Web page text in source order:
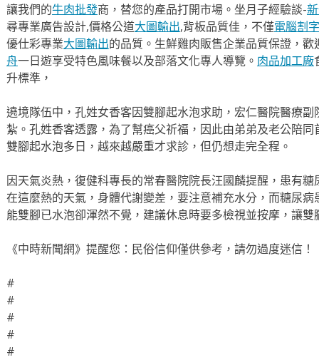
讓我們的牛肉批發商，替您的產品打開市場。坐月子經驗談-
尋專業廣告設計,價格公道大圖輸出,背板品質佳，不僅電腦割字
優仕彩專業大圖輸出的品質。生鮮雞肉販售企業品質保證，歡
舟一日遊享受特色風味餐以及部落文化專人導覽。 肉品加工廠
升標準，
遶境隊伍中，孔姓女香客因雙腳起水泡求助，宏仁醫院醫療
紮。孔姓香客透露，為了幫癌父祈福，因此由弟弟及老公陪
雙腳起水泡多日，越來越嚴重才求診，但仍想走完全程。
因天氣炎熱，復健科專長的常春醫院院長汪國麟提醒，患有
在這麼熱的天氣，身體代謝變差，要注意補充水分，而糖尿
能雙腳已水泡卻渾然不覺，建議休息時要多檢視並按摩，讓雙
《中時新聞網》提醒您：民俗信仰僅供參考，請勿過度迷信！
#
#
#
#
#